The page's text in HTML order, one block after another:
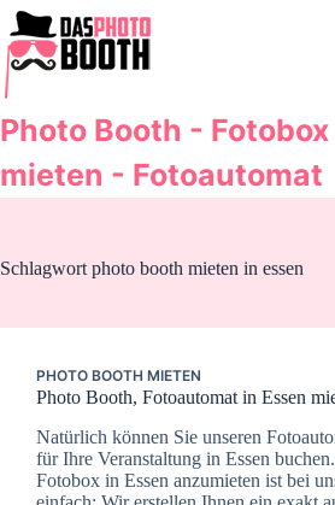
Zum
Inhalt
springen
Photo Booth - Fotobox
mieten - Fotoautomat
Schlagwort photo booth mieten in essen
PHOTO BOOTH MIETEN
Photo Booth, Fotoautomat in Essen
Natürlich können Sie unseren
für Ihre Veranstaltung in Essen
Fotobox in Essen anzumieten ist bei